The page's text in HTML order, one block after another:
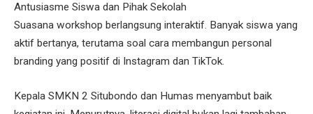
Antusiasme Siswa dan Pihak Sekolah
Suasana workshop berlangsung interaktif. Banyak siswa yang
aktif bertanya, terutama soal cara membangun personal
branding yang positif di Instagram dan TikTok.
Kepala SMKN 2 Situbondo dan Humas menyambut baik